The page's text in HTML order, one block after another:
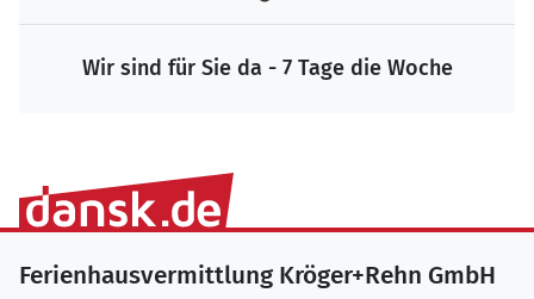
Wir sind für Sie da - 7 Tage die Woche
Ferienhausvermittlung Kröger+Rehn GmbH